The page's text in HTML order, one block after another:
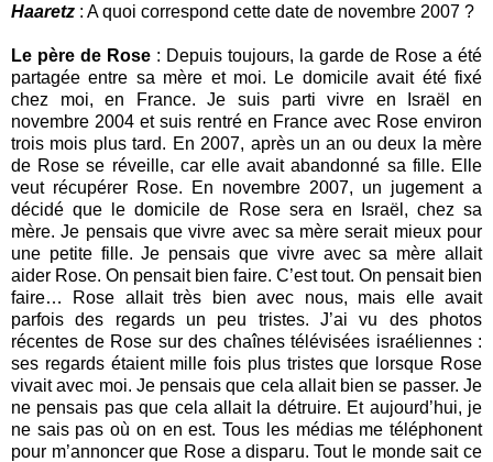
Haaretz : A quoi correspond cette date de novembre 2007 ?
Le père de Rose: Depuis toujours, la garde de Rose a été
partagée entre sa mère et moi. Le domicile avait été fixé
chez moi, en France. Je suis parti vivre en Israël en
novembre 2004 et suis rentré en France avec Rose environ
trois mois plus tard. En 2007, après un an ou deux la mère
de Rose se réveille, car elle avait abandonné sa fille. Elle
veut récupérer Rose. En novembre 2007, un jugement a
décidé que le domicile de Rose sera en Israël, chez sa
mère. Je pensais que vivre avec sa mère serait mieux pour
une petite fille. Je pensais que vivre avec sa mère allait
aider Rose. On pensait bien faire. C’est tout. On pensait bien
faire… Rose allait très bien avec nous, mais elle avait
parfois des regards un peu tristes. J’ai vu des photos
récentes de Rose sur des chaînes télévisées israéliennes :
ses regards étaient mille fois plus tristes que lorsque Rose
vivait avec moi. Je pensais que cela allait bien se passer. Je
ne pensais pas que cela allait la détruire. Et aujourd’hui, je
ne sais pas où on en est. Tous les médias me téléphonent
pour m’annoncer que Rose a disparu. Tout le monde sait ce